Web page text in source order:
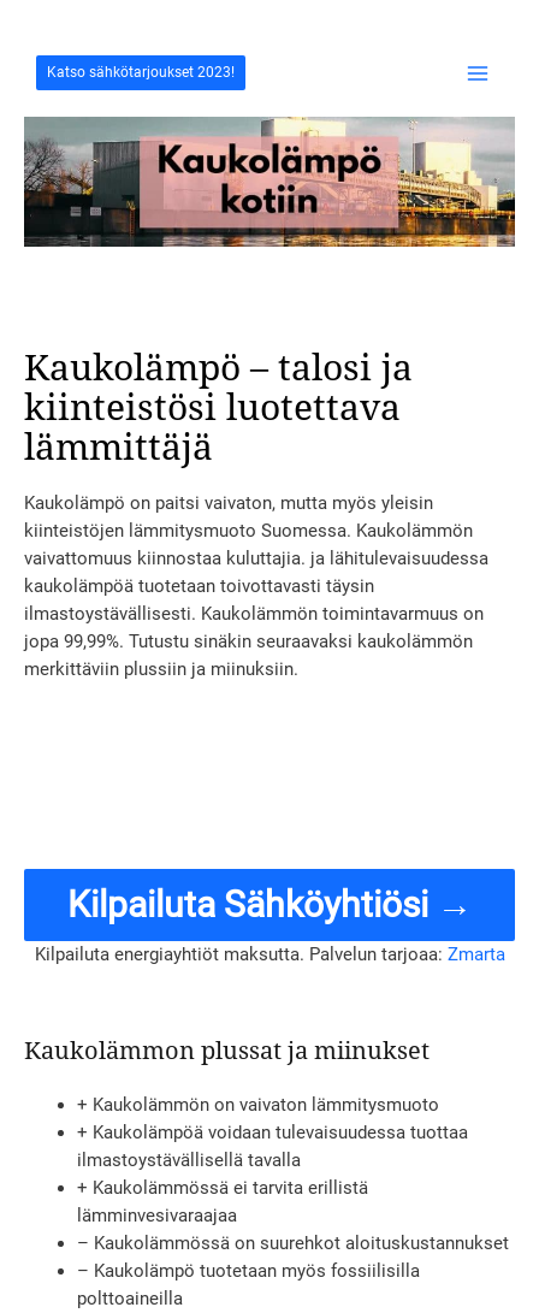
sisältöönKatso sähkötarjoukset 2023!
Menu
Kaukolämpö – talosi ja
kiinteistösi luotettava
lämmittäjä
Kaukolämpö on paitsi vaivaton, mutta myös yleisin
kiinteistöjen lämmitysmuoto Suomessa. Kaukolämmön
vaivattomuus kiinnostaa kuluttajia. ja lähitulevaisuudessa
kaukolämpöä tuotetaan toivottavasti täysin
ilmastoystävällisesti. Kaukolämmön toimintavarmuus on
jopa 99,99%. Tutustu sinäkin seuraavaksi kaukolämmön
merkittäviin plussiin ja miinuksiin.
Kilpailuta Sähköyhtiösi →
Kilpailuta energiayhtiöt maksutta. Palvelun tarjoaa: Zmarta
Kaukolämmon plussat ja miinukset
+ Kaukolämmön on vaivaton lämmitysmuoto
+ Kaukolämpöä voidaan tulevaisuudessa tuottaa
ilmastoystävällisellä tavalla
+ Kaukolämmössä ei tarvita erillistä
lämminvesivaraajaa
– Kaukolämmössä on suurehkot aloituskustannukset
– Kaukolämpö tuotetaan myös fossiilisilla
polttoaineilla